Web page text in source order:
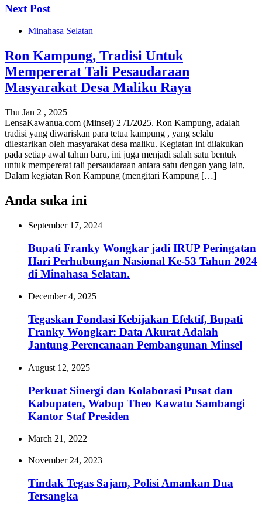
Next Post
Minahasa Selatan
Ron Kampung, Tradisi Untuk
Mempererat Tali Pesaudaraan
Masyarakat Desa Maliku Raya
Thu Jan 2 , 2025
LensaKawanua.com (Minsel) 2 /1/2025. Ron Kampung, adalah
tradisi yang diwariskan para tetua kampung , yang selalu
dilestarikan oleh masyarakat desa maliku. Kegiatan ini dilakukan
pada setiap awal tahun baru, ini juga menjadi salah satu bentuk
untuk mempererat tali persaudaraan antara satu dengan yang lain,
Dalam kegiatan Ron Kampung (mengitari Kampung […]
Anda suka ini
September 17, 2024
Bupati Franky Wongkar jadi IRUP Peringatan
Hari Perhubungan Nasional Ke-53 Tahun 2024
di Minahasa Selatan.
December 4, 2025
Tegaskan Fondasi Kebijakan Efektif, Bupati
Franky Wongkar: Data Akurat Adalah
Jantung Perencanaan Pembangunan Minsel
August 12, 2025
Perkuat Sinergi dan Kolaborasi Pusat dan
Kabupaten, Wabup Theo Kawatu Sambangi
Kantor Staf Presiden
March 21, 2022
November 24, 2023
Tindak Tegas Sajam, Polisi Amankan Dua
Tersangka